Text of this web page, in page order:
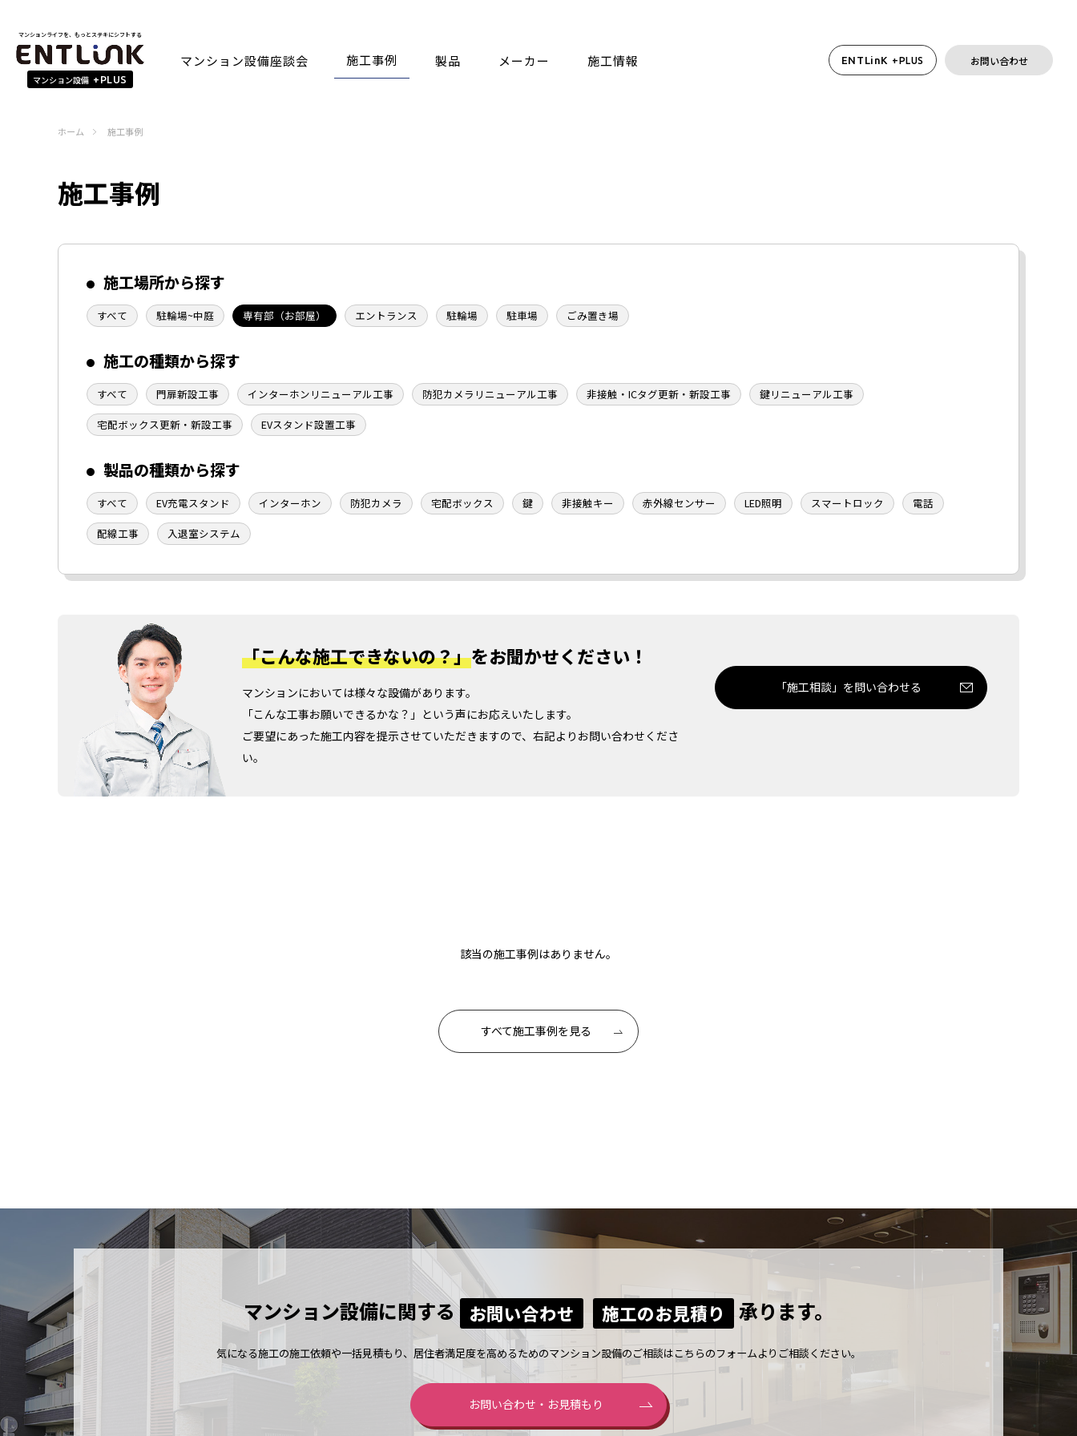
マンションライフを、もっとステキにシフトする
マンション設備 +PLUS
マンション設備座談会 施工事例 製品 メーカー 施工情報 ENTLinK +PLUS お問い合わせ
ホーム 施工事例
施工事例
施工場所から探す
すべて 駐輪場~中庭 専有部（お部屋） エントランス 駐輪場 駐車場 ごみ置き場
施工の種類から探す
すべて 門扉新設工事 インターホンリニューアル工事 防犯カメラリニューアル工事 非接触・ICタグ更新・新設工事
鍵リニューアル工事
宅配ボックス更新・新設工事
EVスタンド設置工事
製品の種類から探す
すべて EV充電スタンド インターホン 防犯カメラ 宅配ボックス 鍵 非接触キー 赤外線センサー LED照明 スマートロック
電話
配線工事
入退室システム
「こんな施工できないの？」をお聞かせください！
マンションにおいては様々な設備があります。
「こんな工事お願いできるかな？」という声にお応えいたします。
ご要望にあった施工内容を提示させていただきますので、右記よりお問い合わせくださ
い。
「施工相談」を問い合わせる
該当の施工事例はありません。
すべて施工事例を見る
マンション設備に関する お問い合わせ 施工のお見積り 承ります。
気になる施工の施工依頼や一括見積もり、居住者満足度を高めるためのマンション設備のご相談はこちらのフォームよりご相談ください。
お問い合わせ・お見積もり